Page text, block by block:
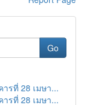
Go
รที่ 28 เมษา...
รที่ 28 เมษา...